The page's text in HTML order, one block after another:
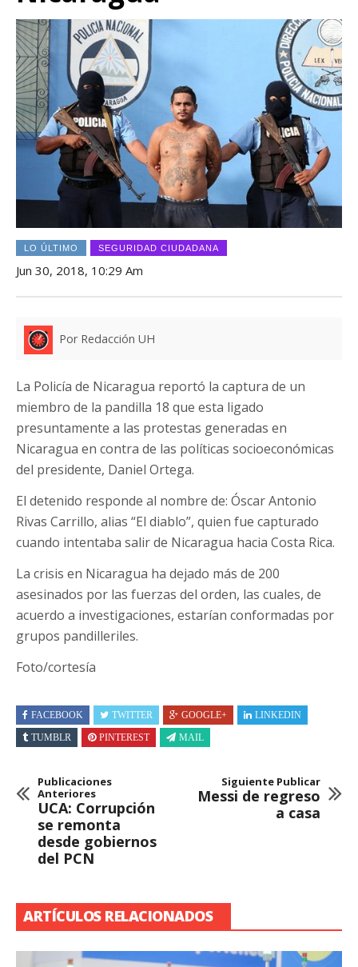
LO ÚLTIMO SEGURIDAD CIUDADANA
Jun 30, 2018, 10:29 Am
Por Redacción UH
La Policía de Nicaragua reportó la captura de un
miembro de la pandilla 18 que esta ligado
presuntamente a las protestas generadas en
Nicaragua en contra de las políticas socioeconómicas
del presidente, Daniel Ortega.
El detenido responde al nombre de: Óscar Antonio
Rivas Carrillo, alias “El diablo”, quien fue capturado
cuando intentaba salir de Nicaragua hacia Costa Rica.
La crisis en Nicaragua ha dejado más de 200
asesinados por las fuerzas del orden, las cuales, de
acuerdo a investigaciones, estarían conformadas por
grupos pandilleriles.
Foto/cortesía
FACEBOOK TWITTER GOOGLE+
LINKEDIN
TUMBLR
PINTEREST MAIL
Publicaciones
Anteriores
UCA: Corrupción
se remonta
desde gobiernos
del PCN
Siguiente Publicar
Messi de regreso
a casa
ARTÍCULOS RELACIONADOS